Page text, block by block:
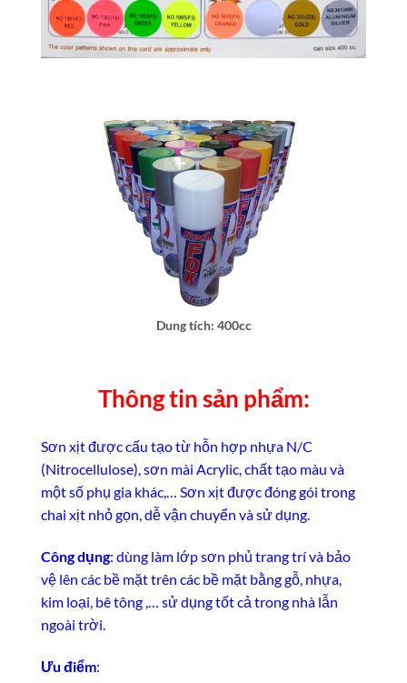
Dung tích: 400cc
Thông tin sản phẩm:
Sơn xịt được cấu tạo từ hỗn hợp nhựa N/C
(Nitrocellulose), sơn mài Acrylic, chất tạo màu và
một số phụ gia khác,… Sơn xịt được đóng gói trong
chai xịt nhỏ gọn, dễ vận chuyển và sử dụng.
Công dụng: dùng làm lớp sơn phủ trang trí và bảo
vệ lên các bề mặt trên các bề mặt bằng gỗ, nhựa,
kim loại, bê tông ,… sử dụng tốt cả trong nhà lẫn
ngoài trời.
Ưu điểm: